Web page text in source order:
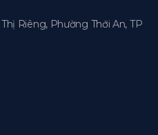
Riêng, Phường Thới An, TP